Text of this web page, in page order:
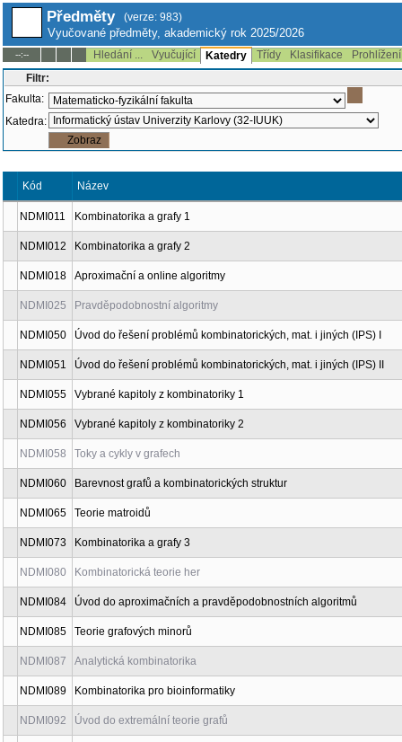
Předměty (verze: 983)
Vyučované předměty, akademický rok 2025/2026
--:-- Hledání ... Vyučující Katedry Třídy Klasifikace
Filtr:
Fakulta:
Katedra:
Kód Název
NDMI011 Kombinatorika a grafy 1
NDMI012 Kombinatorika a grafy 2
NDMI018 Aproximační a online algoritmy
NDMI025 Pravděpodobnostní algoritmy
Úvod do řešení problémů kombinatorických, mat. i jiných (IPS) I
NDMI055 Vybrané kapitoly z kombinatoriky 1
NDMI056 Vybrané kapitoly z kombinatoriky 2
NDMI058 Toky a cykly v grafech
NDMI060 Barevnost grafů a kombinatorických struktur
NDMI065 Teorie matroidů
NDMI080 Kombinatorická teorie her
NDMI084 Úvod do aproximačních a pravděpodobnostních algoritmů
NDMI085 Teorie grafových minorů
NDMI087 Analytická kombinatorika
NDMI089 Kombinatorika pro bioinformatiky